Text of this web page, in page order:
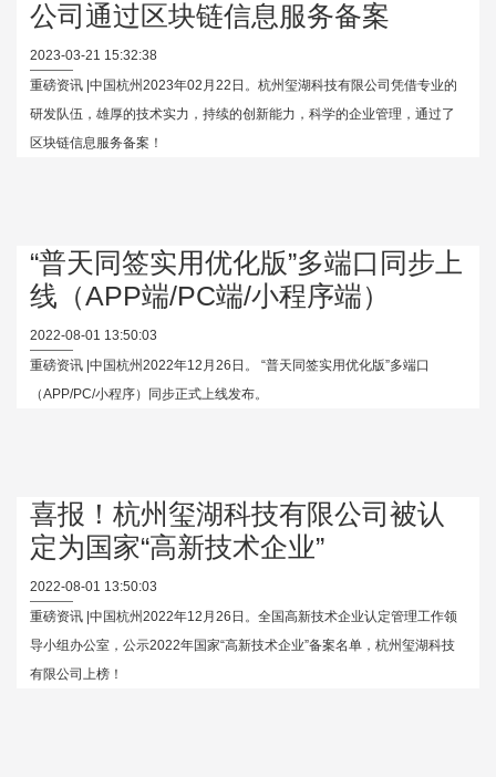
公司通过区块链信息服务备案
2023-03-21 15:32:38
重磅资讯 |中国杭州2023年02月22日。杭州玺湖科技有限公司凭借专业的
研发队伍，雄厚的技术实力，持续的创新能力，科学的企业管理，通过了
区块链信息服务备案！
“普天同签实用优化版”多端口同步上
线（APP端/PC端/小程序端）
2022-08-01 13:50:03
重磅资讯 |中国杭州2022年12月26日。 “普天同签实用优化版”多端口
（APP/PC/小程序）同步正式上线发布。
喜报！杭州玺湖科技有限公司被认
定为国家“高新技术企业”
2022-08-01 13:50:03
重磅资讯 |中国杭州2022年12月26日。全国高新技术企业认定管理工作领
导小组办公室，公示2022年国家“高新技术企业”备案名单，杭州玺湖科技
有限公司上榜！